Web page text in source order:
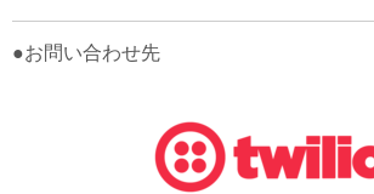
●お問い合わせ先